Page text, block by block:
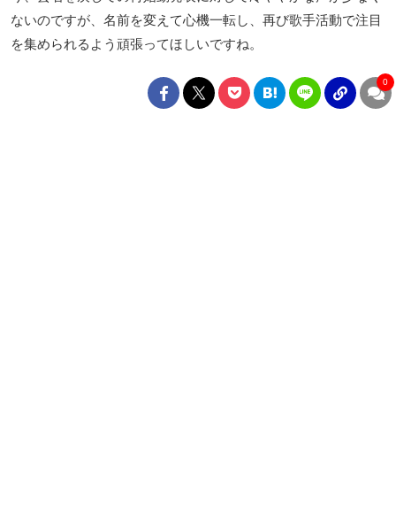
ないのですが、名前を変えて心機一転し、再び歌手活動で注目
を集められるよう頑張ってほしいですね。
0